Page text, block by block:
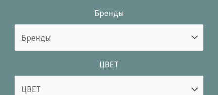
Бренды
ЦВЕТ